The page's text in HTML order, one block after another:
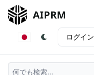
AIPRM
ログイン